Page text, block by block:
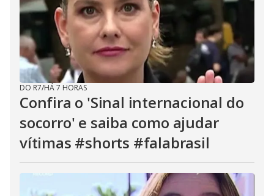
DO R7/HÁ 7 HORAS
Confira o 'Sinal internacional do
socorro' e saiba como ajudar
vítimas #shorts #falabrasil